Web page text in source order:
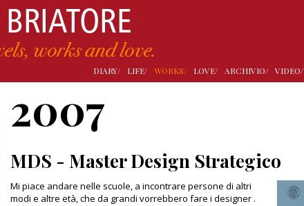
DIARY/ LIFE/ WORKS/ LOVE/ ARCHIVIO/ VIDEO/
2007
MDS - Master Design Strategico
Mi piace andare nelle scuole, a incontrare persone di altri
modi e altre età, che da grandi vorrebbero fare i designer .